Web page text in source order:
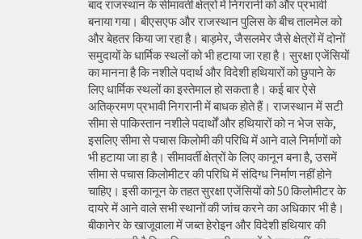
बाद राजस्थान के सीमावर्ती क्षेत्रों में निगरानी को और प्रभावी
बनाया गया। बीएसएफ और राजस्थान पुलिस के बीच तालमेल को
और बेहतर किया जा रहा है। बाड़मेर, जैसलमेर जैसे क्षेत्रों में दोनों
समुदायों के धार्मिक स्थलों को भी हटाया जा रहा है। सुरक्षा एजेंसियों
का मानना है कि नशीले पदार्थ और विदेशी हथियारों को छुपाने के
लिए धार्मिक स्थलों का इस्तेमाल हो सकता है। कई बार ऐसे
अतिक्रमण प्रभावी निगरानी में बाधक होते हैं। राजस्थान में सटी
सीमा से पाकिस्तान नशीले पदार्थों और हथियारों को न भेज सके,
इसलिए सीमा से पचास किलोमी की परिधि में आने वाले निर्माणों को
भी हटाया जा हा है। सीमावर्ती क्षेत्रों के लिए कानून बना है, उसमें
सीमा से पचास किलोमीटर की परिधि में संदिग्ध निर्माण नहीं होने
चाहिए। इसी कानून के तहत सुरक्षा एजेंसियों को 50 किलोमीटर के
दायरे में आने वाले सभी स्थानों की जांच करने का अधिकार भी है।
बीकानेर के खाजूवाला में जब्त हेरोइन और विदेशी हथियार की